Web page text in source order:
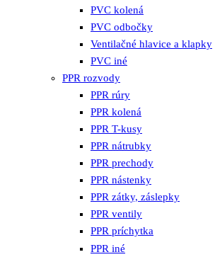
PVC kolená
PVC odbočky
Ventilačné hlavice a klapky
PVC iné
PPR rozvody
PPR rúry
PPR kolená
PPR T-kusy
PPR nátrubky
PPR prechody
PPR nástenky
PPR zátky, záslepky
PPR ventily
PPR príchytka
PPR iné